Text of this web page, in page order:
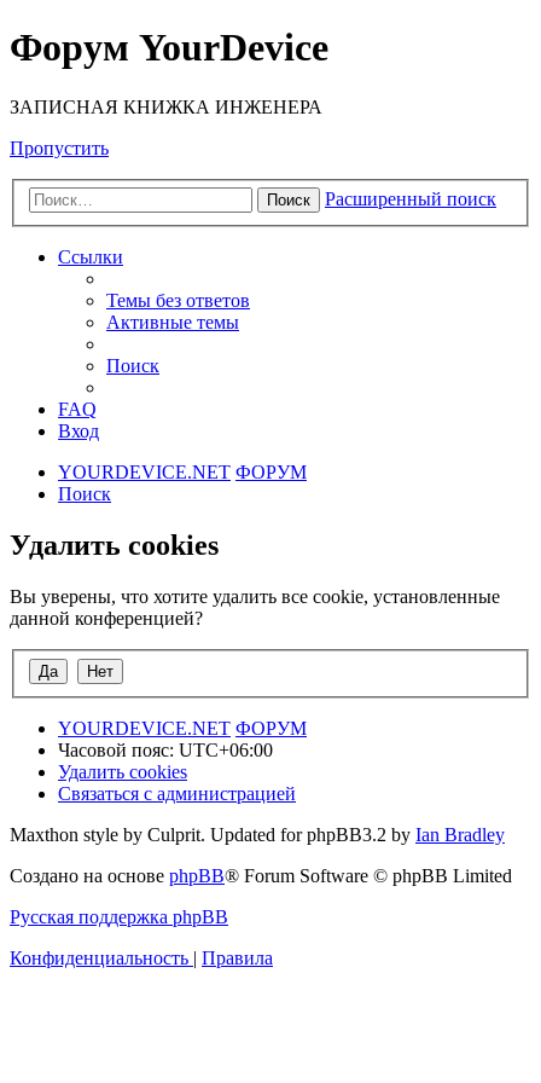
Форум YourDevice
ЗАПИСНАЯ КНИЖКА ИНЖЕНЕРА
Пропустить
Поиск Расширенный поиск
Ссылки
Темы без ответов
Активные темы
Поиск
FAQ
Вход
YOURDEVICE.NET ФОРУМ
Поиск
Удалить cookies
Вы уверены, что хотите удалить все cookie, установленные
данной конференцией?
YOURDEVICE.NET ФОРУМ
Часовой пояс: UTC+06:00
Удалить cookies
Связаться с администрацией
Maxthon style by Culprit. Updated for phpBB3.2 by Ian Bradley
Создано на основе phpBB® Forum Software © phpBB Limited
Русская поддержка phpBB
Конфиденциальность | Правила